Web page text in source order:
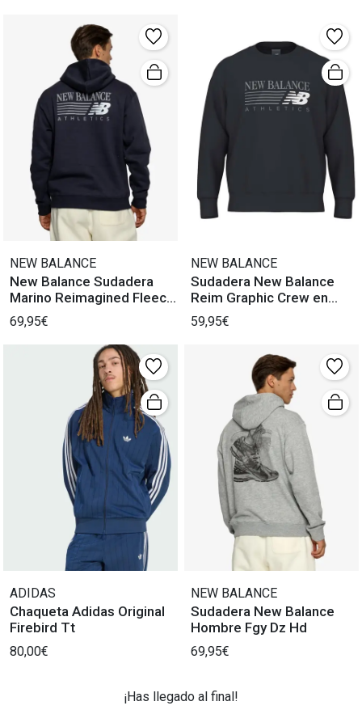
NEW BALANCE
New Balance Sudadera
Marino Reimagined Fleece
Capucha
69,95€
NEW BALANCE
Sudadera New Balance
Reim Graphic Crew en
Marino
59,95€
ADIDAS
Chaqueta Adidas Original
Firebird Tt
80,00€
NEW BALANCE
Sudadera New Balance
Hombre Fgy Dz Hd
69,95€
¡Has llegado al final!